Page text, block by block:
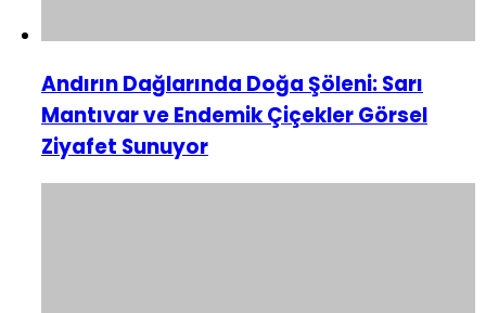
Andırın Dağlarında Doğa Şöleni: Sarı
Mantıvar ve Endemik Çiçekler Görsel
Ziyafet Sunuyor